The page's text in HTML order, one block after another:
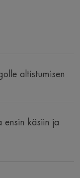
altistumisen
ensin käsiin ja